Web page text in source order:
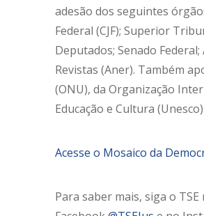
adesão dos seguintes
Federal (CJF); Superior
Deputados; Senado
Revistas (Aner). Também
(ONU), da Organização
Educação e Cultura
Acesse o Mosaico da
Para saber mais, siga o